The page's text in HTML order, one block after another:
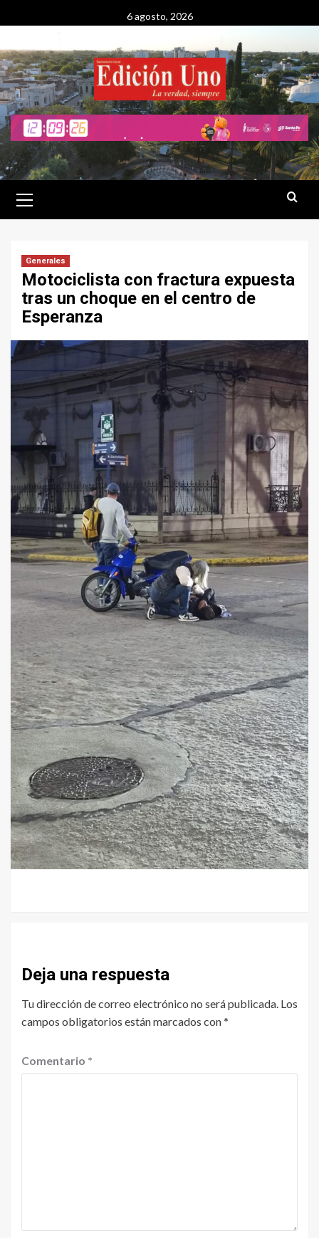
al
6 agosto, 2026
primario
Generales
Motociclista con fractura expuesta
tras un choque en el centro de
Esperanza
Deja una respuesta
Tu dirección de correo electrónico no será publicada. Los
campos obligatorios están marcados con*
Comentario *